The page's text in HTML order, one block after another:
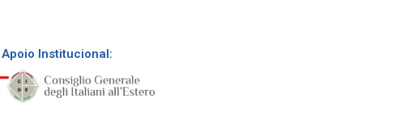
Apoio Institucional: